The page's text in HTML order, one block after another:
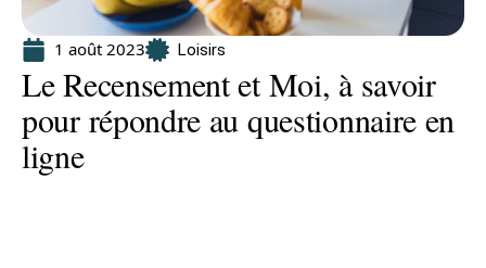
1 août 2023 Loisirs
Le Recensement et Moi, à savoir
pour répondre au questionnaire en
ligne